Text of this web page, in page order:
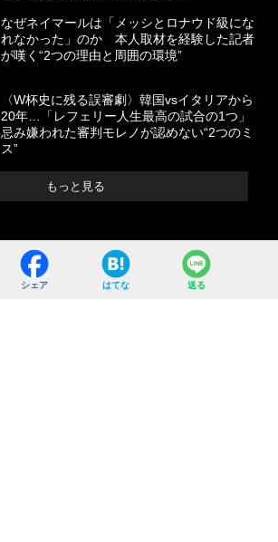
なぜネイマールは「メッシとロナウド級にな
れなかった」のか 本人取材を経験した記者
が嘆く“2つの理由と周囲の環境”
〈W杯史に残る誤審劇〉韓国vsイタリアから
20年…「レフェリー人生最高の試合の1つ」
忌み嫌われた審判モレノが認めない“2つのミ
ス”
もっと見る
シェア はてな 送る